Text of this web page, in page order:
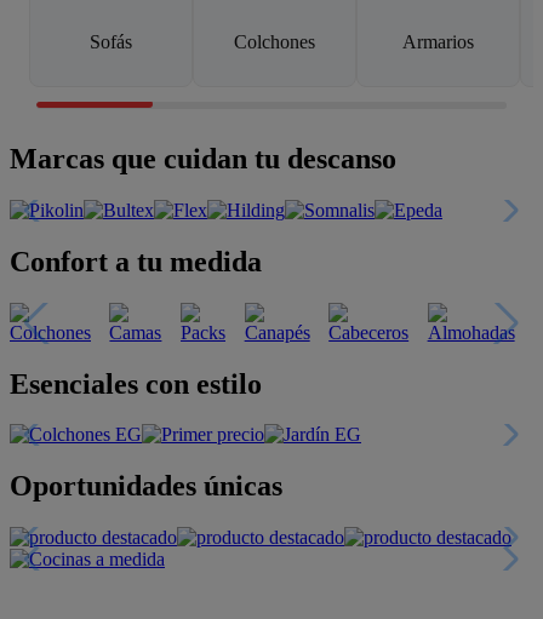
Sofás Colchones Armarios
Marcas que cuidan tu descanso
Confort a tu medida
Esenciales con estilo
Oportunidades únicas